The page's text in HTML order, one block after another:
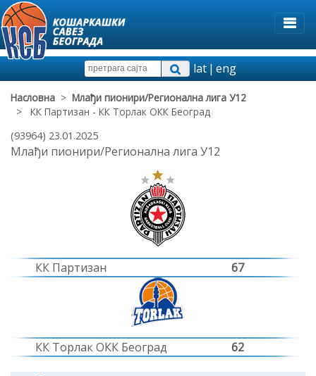
lat|eng
Насловна > Млађи пионири/Регионална лига У12
> КК Партизан - КК Торлак ОКК Београд
(93964) 23.01.2025
Млађи пионири/Регионална лига У12
КК Партизан 67
КК Торлак ОКК Београд 62